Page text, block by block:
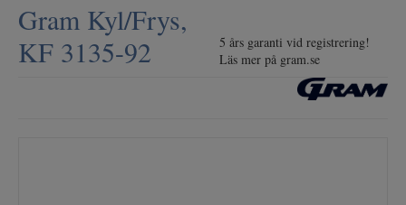
Gram Kyl/Frys,
KF 3135-92
5 års garanti vid registrering!
Läs mer på gram.se